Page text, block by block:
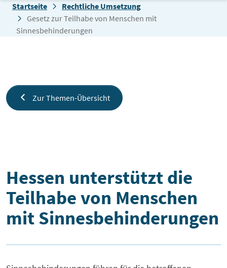
Zum Inhalt springen
Startseite
Rechtliche Umsetzung
Gesetz zur Teilhabe von Menschen mit
Sinnesbehinderungen
Zur Themen-Übersicht
Gesetz zur Teilhabe von
Hessen unterstützt die
Teilhabe von Menschen
mit Sinnesbehinderungen